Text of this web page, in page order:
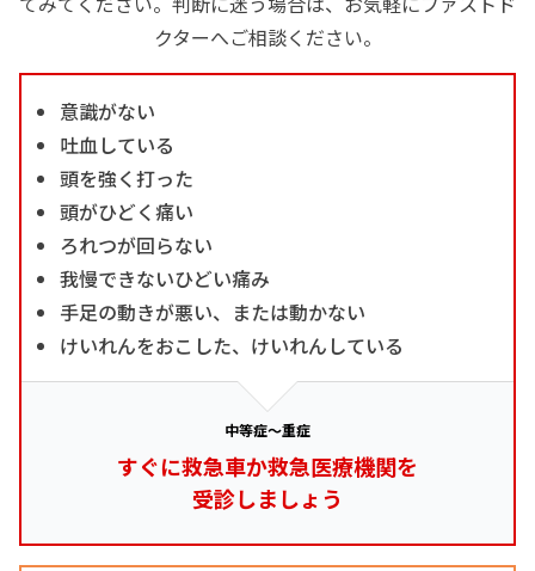
クターへご相談ください。
意識がない
吐血している
頭を強く打った
頭がひどく痛い
ろれつが回らない
我慢できないひどい痛み
手足の動きが悪い、または動かない
けいれんをおこした、けいれんしている
中等症～重症
すぐに救急車か救急医療機関を
受診しましょう